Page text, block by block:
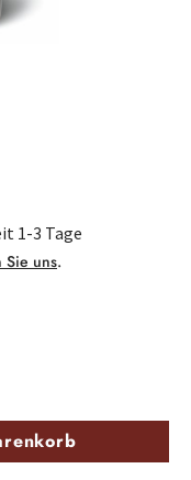
1-3 Tage
Sie uns.